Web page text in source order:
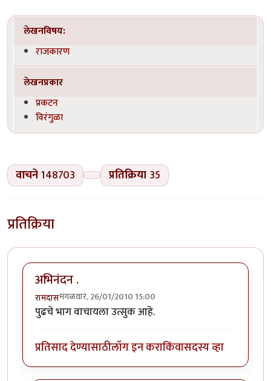
लेखनविषय:
राजकारण
लेखनप्रकार
प्रकटन
विरंगुळा
वाचने148703 प्रतिक्रिया 35
प्रतिक्रिया
अभिनंदन .
रामदासमंगळवार, 26/01/2010 15:00
पुढचे भाग वाचायला उत्सुक आहे.
प्रतिसाद देण्यासाठीलॉग इन कराकिंवासदस्य व्हा